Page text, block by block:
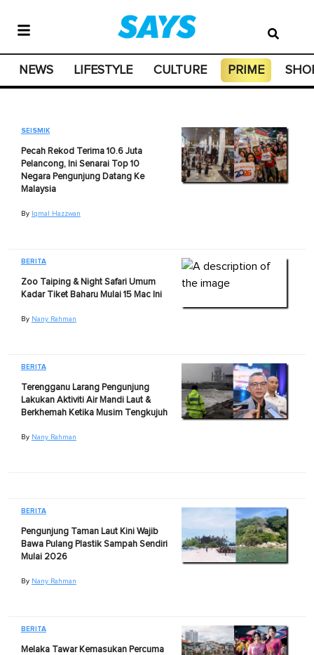
NEWS LIFESTYLE CULTURE PRIME
SEISMIK
Pecah Rekod Terima 10.6 Juta
Pelancong, Ini Senarai Top 10
Negara Pengunjung Datang Ke
Malaysia
By Iqmal Hazzwan
BERITA
Zoo Taiping & Night Safari Umum
Kadar Tiket Baharu Mulai 15 Mac Ini
By Nany Rahman
BERITA
Terengganu Larang Pengunjung
Lakukan Aktiviti Air Mandi Laut &
Berkhemah Ketika Musim Tengkujuh
By Nany Rahman
BERITA
Pengunjung Taman Laut Kini Wajib
Bawa Pulang Plastik Sampah Sendiri
Mulai 2026
By Nany Rahman
BERITA
Melaka Tawar Kemasukan Percuma